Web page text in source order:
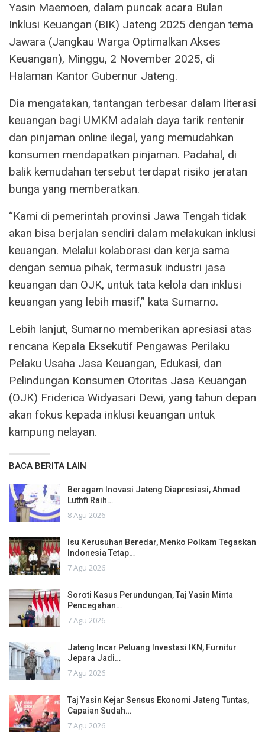
Yasin Maemoen, dalam puncak acara Bulan
Inklusi Keuangan (BIK) Jateng 2025 dengan tema
Jawara (Jangkau Warga Optimalkan Akses
Keuangan), Minggu, 2 November 2025, di
Halaman Kantor Gubernur Jateng.
Dia mengatakan, tantangan terbesar dalam literasi
keuangan bagi UMKM adalah daya tarik rentenir
dan pinjaman online ilegal, yang memudahkan
konsumen mendapatkan pinjaman. Padahal, di
balik kemudahan tersebut terdapat risiko jeratan
bunga yang memberatkan.
“Kami di pemerintah provinsi Jawa Tengah tidak
akan bisa berjalan sendiri dalam melakukan inklusi
keuangan. Melalui kolaborasi dan kerja sama
dengan semua pihak, termasuk industri jasa
keuangan dan OJK, untuk tata kelola dan inklusi
keuangan yang lebih masif,” kata Sumarno.
Lebih lanjut, Sumarno memberikan apresiasi atas
rencana Kepala Eksekutif Pengawas Perilaku
Pelaku Usaha Jasa Keuangan, Edukasi, dan
Pelindungan Konsumen Otoritas Jasa Keuangan
(OJK) Friderica Widyasari Dewi, yang tahun depan
akan fokus kepada inklusi keuangan untuk
kampung nelayan.
BACA BERITA LAIN
Beragam Inovasi Jateng Diapresiasi, Ahmad
Luthfi Raih…
8 Agu 2026
Isu Kerusuhan Beredar, Menko Polkam Tegaskan
Indonesia Tetap…
7 Agu 2026
Soroti Kasus Perundungan, Taj Yasin Minta
Pencegahan…
7 Agu 2026
Jateng Incar Peluang Investasi IKN, Furnitur
Jepara Jadi…
7 Agu 2026
Taj Yasin Kejar Sensus Ekonomi Jateng Tuntas,
Capaian Sudah…
7 Agu 2026